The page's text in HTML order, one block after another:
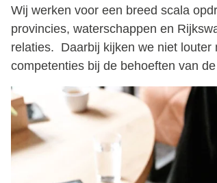
Wij werken voor een breed scala
provincies, waterschappen en
relaties. Daarbij kijken we niet louter
competenties bij de behoeften van